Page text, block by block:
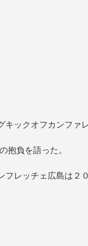
キックオフカンファ
抱負を語った。
レッチェ広島は２０